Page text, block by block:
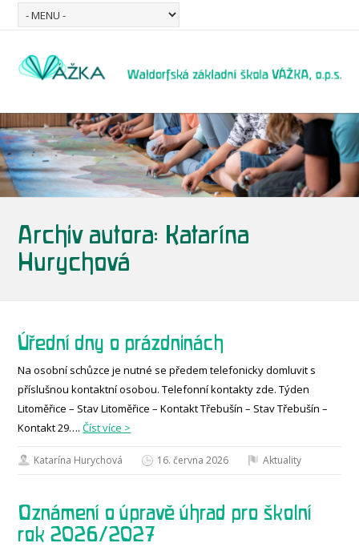
Archiv autora: Katarína
Hurychová
Úřední dny o prázdninách
Na osobní schůzce je nutné se předem telefonicky domluvit s
příslušnou kontaktní osobou. Telefonní kontakty zde. Týden
Litoměřice – Stav Litoměřice – Kontakt Třebušín – Stav Třebušín –
Kontakt 29….Číst více >
Katarína Hurychová 16. června 2026 Aktuality
Oznámení o úpravě úhrad pro školní
rok 2026/2027